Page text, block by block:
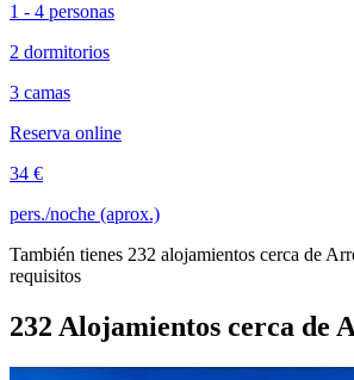
1 - 4 personas
2 dormitorios
3 camas
Reserva online
34 €
pers./noche (aprox.)
También tienes 232 alojamientos cerca de
requisitos
232 Alojamientos cerca de